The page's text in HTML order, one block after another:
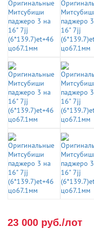
23 000 руб./лот